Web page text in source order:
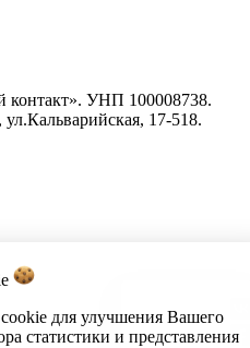
для улучшения Вашего
статистики и представления
УНП 100008738.
17-518.